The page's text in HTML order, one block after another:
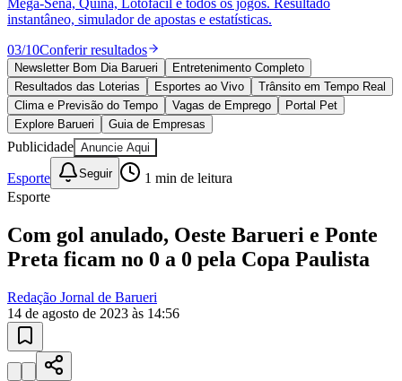
10 anos de JBnovo portalconfira as novidades
10 anos de JB
Esportes ao Vivo
atualizadas